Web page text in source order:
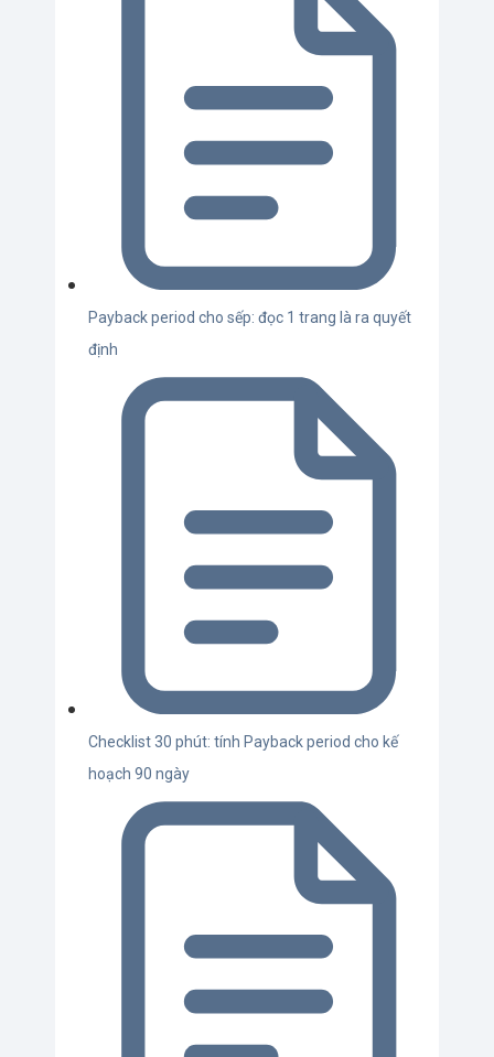
Payback period cho sếp: đọc 1 trang là ra quyết
định
Checklist 30 phút: tính Payback period cho kế
hoạch 90 ngày